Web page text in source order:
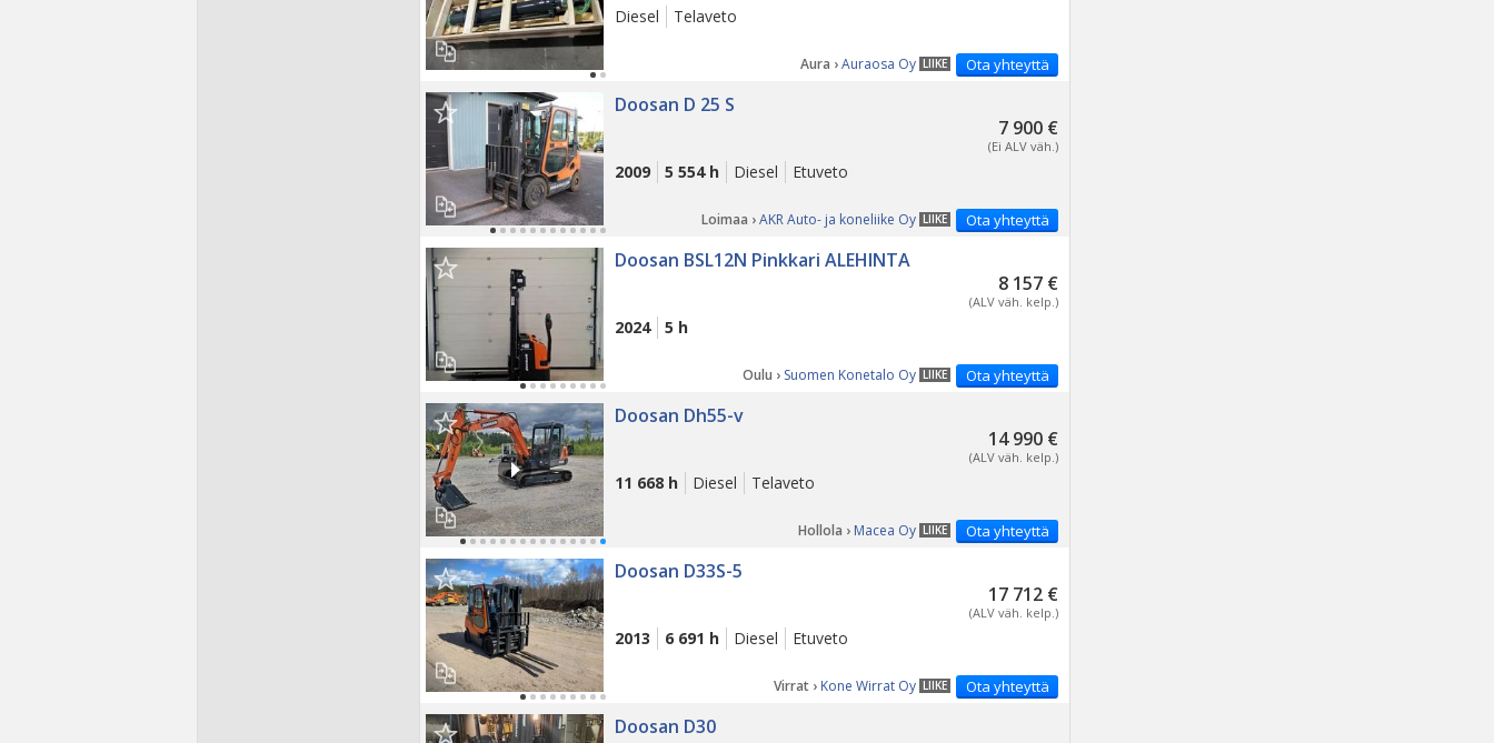
Diesel Telaveto
Ota yhteyttä
LIIKE
Aura ›Auraosa Oy
Doosan D 25 S
7 900 €
(Ei ALV väh.)
2009 5 554 h Diesel Etuveto
Ota yhteyttä
LIIKE
Loimaa ›AKR Auto- ja koneliike Oy
Doosan BSL12N Pinkkari ALEHINTA
8 157 €
(ALV väh. kelp.)
2024 5 h
Ota yhteyttä
LIIKE
Oulu › Suomen Konetalo Oy
Doosan Dh55-v
14 990 €
(ALV väh. kelp.)
11 668 h Diesel Telaveto
Ota yhteyttä
LIIKE
Hollola › Macea Oy
Doosan D33S-5
17 712 €
(ALV väh. kelp.)
2013 6 691 h Diesel Etuveto
Ota yhteyttä
LIIKE
Virrat › Kone Wirrat Oy
Doosan D30